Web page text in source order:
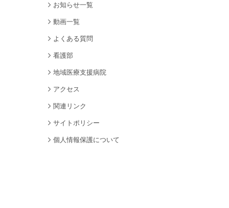
お知らせ一覧
動画一覧
よくある質問
看護部
地域医療支援病院
アクセス
関連リンク
サイトポリシー
個人情報保護について